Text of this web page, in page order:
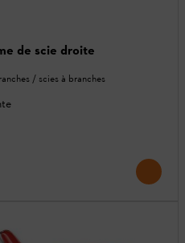
de scie droite
/ scies à branches